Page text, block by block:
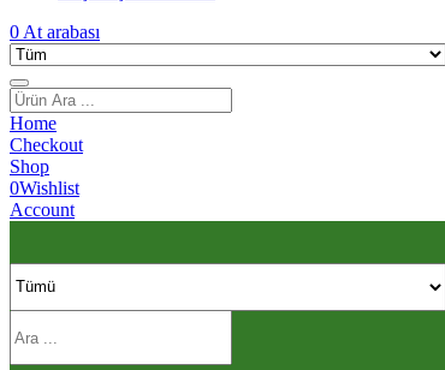
0At arabası
Home
Checkout
Shop
0Wishlist
Account